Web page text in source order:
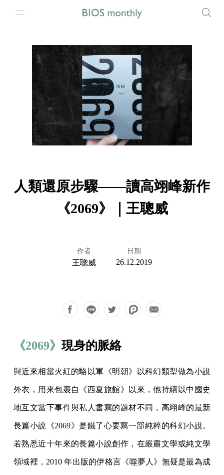
人類還原步驟——讀高翊峰新作
《2069》｜王聰威
作者
王聰威
日期
26.12.2019
《2069》現身的脈絡
與近來相當火紅的駱以軍《明朝》以科幻類型做為小說
外衣，用來包裹自《西夏旅館》以來，他持續以中國史
地互文當下事件與私人書寫的題材不同，高翊峰的最新
長篇小說《2069》是鐵了心要寫一部純粹的科幻小說。
若熟悉近十年來的長篇小說創作，在嚴肅文學或純文學
領域裡，2010 年出版的伊格言《噬夢人》無疑是最為成